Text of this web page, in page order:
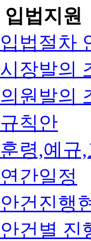
입법지원
입법절차
시장발의
의원발의
규칙안
훈령,예규
연간일정
안건진행
안건별 진